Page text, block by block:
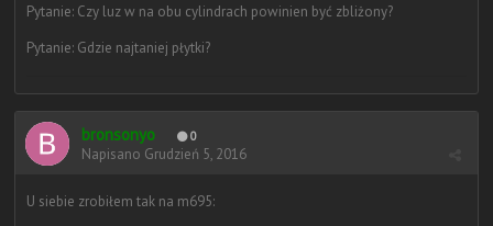
Pytanie: Czy luz w na obu cylindrach powinien być zbliżony?
Pytanie: Gdzie najtaniej płytki?
bronsonyo 0
Napisano Grudzień 5, 2016
U siebie zrobiłem tak na m695: